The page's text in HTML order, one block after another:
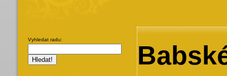
Vyhledat radu: